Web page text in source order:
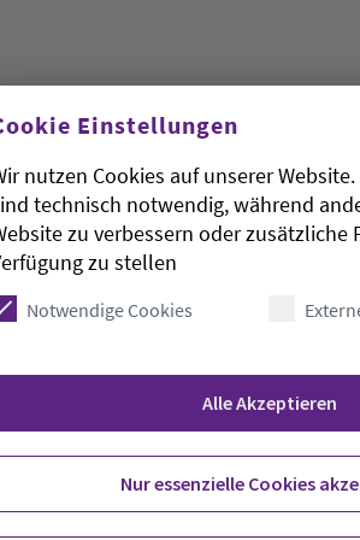
die Kündigung der
Es folgte der Argumentation des
Verhalten von Frau Dr.
ein ausreichender Grund für eine
Charlotte Groschupf bereits in
sei, wenn ein Arbeitnehmer
Arbeitgeber müsse diese
der Klägerin ging die Richterin in
auf Auflösung des
zurück.
Gratwanderung, sagte
vertrat. Er kündigte an, dass der
Einstellungen
nutzen Cookies auf unserer
technisch notwendig, während
zu verbessern oder
zu stellen
Notwendige Cookies
Alle Akzeptieren
Nur essenzielle Cookies